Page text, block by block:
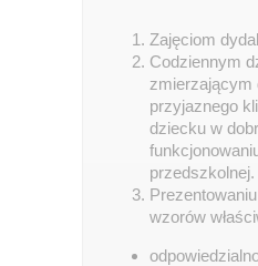
Zajęciom
Codziennym
zmierzającym
przyjaznego
dziecku w
przedszkolnej.
wzorów